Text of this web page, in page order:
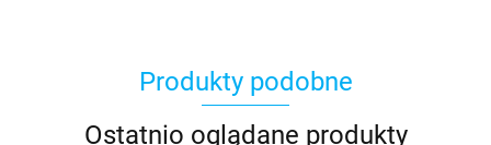
Basic Fun
Produkty podobne
Ostatnio oglądane produkty